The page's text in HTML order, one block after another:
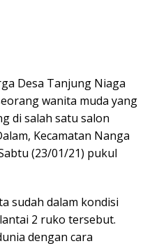
Desa Tanjung Niaga
wanita muda yang
di salah satu salon
Kecamatan Nanga
(23/01/21) pukul
sudah dalam kondisi
2 ruko tersebut.
dengan cara